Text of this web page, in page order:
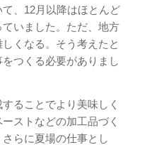
、12月以降はほとんど
いました。ただ、地方
くなる。そう考えたと
つくる必要がありまし
ることでより美味しく
ストなどの加工品づく
らに夏場の仕事とし